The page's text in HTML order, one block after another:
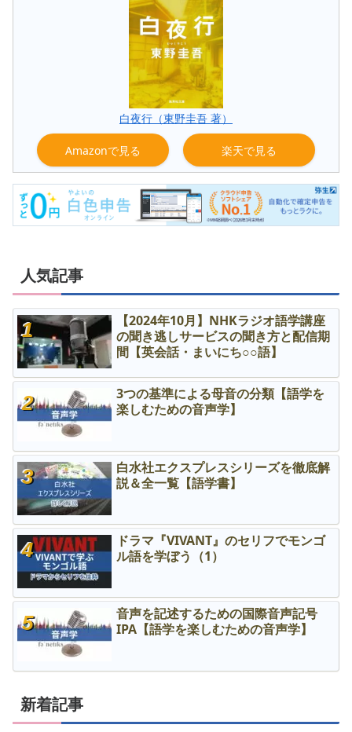
白夜行（東野圭吾 著）
Amazonで見る 楽天で見る
人気記事
【2024年10月】NHKラジオ語学講座
の聞き逃しサービスの聞き方と配信期
間【英会話・まいにち○○語】
3つの基準による母音の分類【語学を
楽しむための音声学】
白水社エクスプレスシリーズを徹底解
説＆全一覧【語学書】
ドラマ『VIVANT』のセリフでモンゴ
ル語を学ぼう（1）
音声を記述するための国際音声記号
IPA【語学を楽しむための音声学】
新着記事